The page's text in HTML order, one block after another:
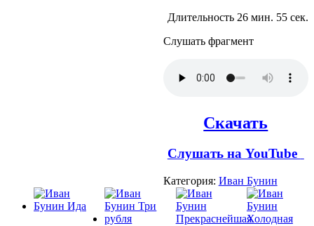
Длительность 26 мин. 55 сек.
Слушать фрагмент
Скачать
Слушать на YouTube
Категория: Иван Бунин